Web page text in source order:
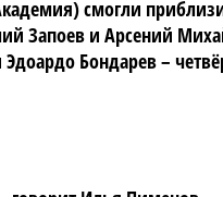
смогли
Запоев и Арсений
Бондарев –